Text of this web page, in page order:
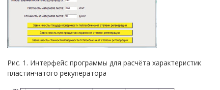
Рис. 1. Интерфейс программы для расчёта характеристик
пластинчатого рекуператора